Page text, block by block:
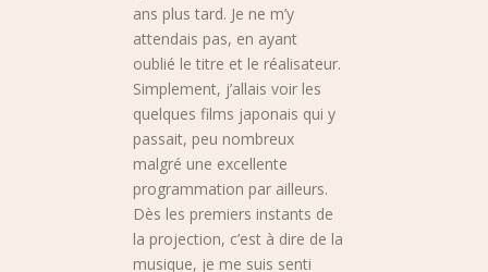
ans plus tard. Je ne m’y
attendais pas, en ayant
oublié le titre et le réalisateur.
Simplement, j’allais voir les
quelques films japonais qui y
passait, peu nombreux
malgré une excellente
programmation par ailleurs.
Dès les premiers instants de
la projection, c’est à dire de la
musique, je me suis senti